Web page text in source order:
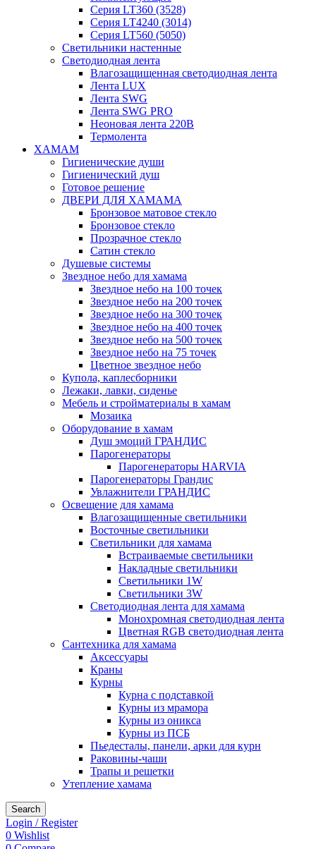
Серия LT360 (3528)
Серия LT4240 (3014)
Серия LT560 (5050)
Светильники настенные
Светодиодная лента
Влагозащищенная светодиодная лента
Лента LUX
Лента SWG
Лента SWG PRO
Неоновая лента 220В
Термолента
ХАМАМ
Гигиенические души
Гигиенический душ
Готовое решение
ДВЕРИ ДЛЯ ХАМАМА
Бронзовое матовое стекло
Бронзовое стекло
Прозрачное стекло
Сатин стекло
Душевые системы
Звездное небо для хамама
Звездное небо на 100 точек
Звездное небо на 200 точек
Звездное небо на 300 точек
Звездное небо на 400 точек
Звездное небо на 500 точек
Звездное небо на 75 точек
Цветное звездное небо
Купола, каплесборники
Лежаки, лавки, сиденье
Мебель и стройматериалы в хамам
Мозаика
Оборудование в хамам
Душ эмоций ГРАНДИС
Парогенераторы
Парогенераторы HARVIA
Парогенераторы Грандис
Увлажнители ГРАНДИС
Освещение для хамама
Влагозащищенные светильники
Восточные светильники
Светильники для хамама
Встраиваемые светильники
Накладные светильники
Светильники 1W
Светильники 3W
Светодиодная лента для хамама
Монохромная светодиодная лента
Цветная RGB светодиодная лента
Сантехника для хамама
Аксессуары
Краны
Курны
Курна с подставкой
Курны из мрамора
Курны из оникса
Курны из ПСБ
Пьедесталы, панели, арки для курн
Раковины-чаши
Трапы и решетки
Утепление хамама
Search
Login / Register
0 Wishlist